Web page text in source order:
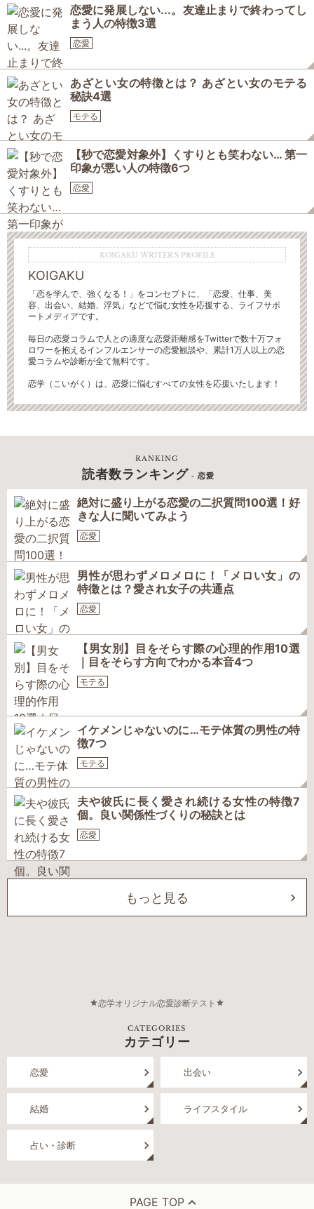
恋愛に発展しない...。友達止まりで終わってし
まう人の特徴3選
恋愛
あざとい女の特徴とは？ あざとい女のモテる
秘訣4選
モテる
【秒で恋愛対象外】くすりとも笑わない… 第一
印象が悪い人の特徴6つ
恋愛
KOIGAKU WRITER'S PROFILE
KOIGAKU
「恋を学んで、強くなる！」をコンセプトに、「恋愛、仕事、美
容、出会い、結婚、浮気」などで悩む女性を応援する、ライフサポ
ートメディアです。
毎日の恋愛コラムで人との適度な恋愛距離感をTwitterで数十万フォ
ロワーを抱えるインフルエンサーの恋愛観談や、累計1万人以上の恋
愛コラムや診断が全て無料です。
恋学（こいがく）は、恋愛に悩むすべての女性を応援いたします！
RANKING
読者数ランキング - 恋愛
絶対に盛り上がる恋愛の二択質問100選！好
きな人に聞いてみよう
恋愛
男性が思わずメロメロに！「メロい女」の
特徴とは？愛され女子の共通点
恋愛
【男女別】目をそらす際の心理的作用10選
｜目をそらす方向でわかる本音4つ
モテる
イケメンじゃないのに…モテ体質の男性の特
徴7つ
モテる
夫や彼氏に長く愛され続ける女性の特徴7
個。良い関係性づくりの秘訣とは
恋愛
もっと見る
恋学オリジナル恋愛診断テスト
CATEGORIES
カテゴリー
恋愛 出会い
結婚 ライフスタイル
占い・診断
PAGE TOP